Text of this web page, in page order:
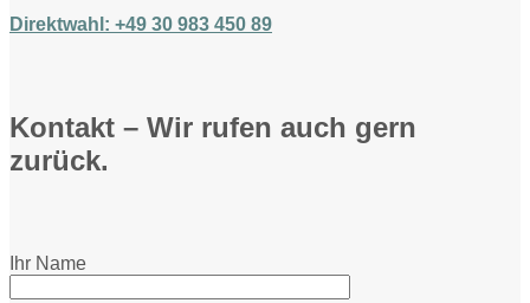
Direktwahl: +49 30 983 450 89
Kontakt – Wir rufen auch gern
zurück.
Ihr Name